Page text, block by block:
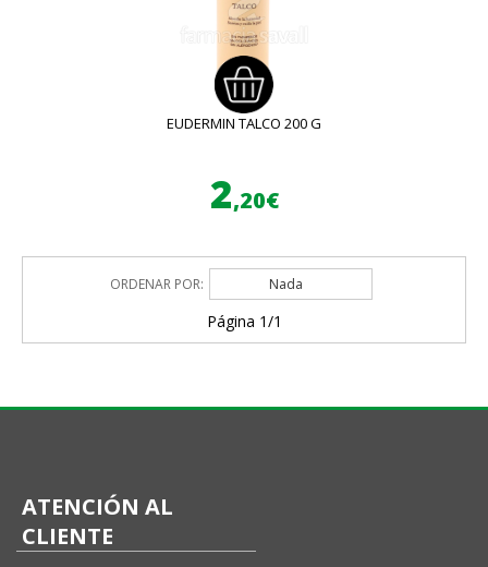
EUDERMIN TALCO 200 G
2,20€
ORDENAR POR: Nada
Página 1/1
ATENCIÓN AL
CLIENTE